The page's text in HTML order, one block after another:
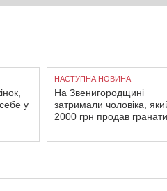
у
НАСТУПНА НОВИНА
На Звенигородщині
затримали чоловіка,
2000 грн продав гранати